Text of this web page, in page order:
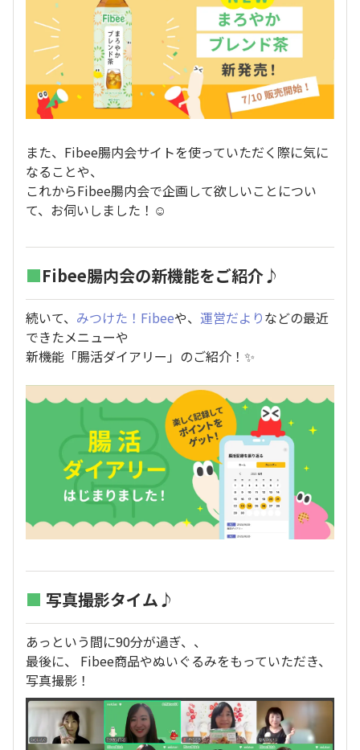
また、Fibee腸内会サイトを使っていただく際に気に
なることや、
これからFibee腸内会で企画して欲しいことについ
て、お伺いしました！☺️
■Fibee腸内会の新機能をご紹介♪
続いて、 みつけた！Fibeeや、 運営だよりなどの最近
できたメニューや
新機能「腸活ダイアリー」のご紹介！✨
■ 写真撮影タイム♪
あっという間に90分が過ぎ、、
最後に、 Fibee商品やぬいぐるみをもっていただき、
写真撮影！